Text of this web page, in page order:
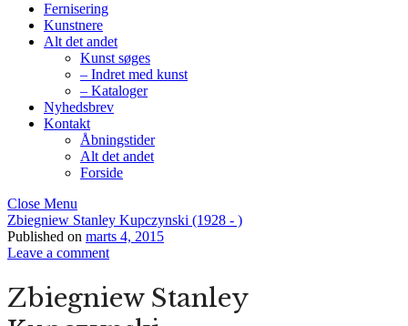
Fernisering
Kunstnere
Alt det andet
Kunst søges
– Indret med kunst
– Kataloger
Nyhedsbrev
Kontakt
Åbningstider
Alt det andet
Forside
Close Menu
Zbiegniew Stanley Kupczynski (1928 - )
Published on marts 4, 2015
Leave a comment
Zbiegniew Stanley